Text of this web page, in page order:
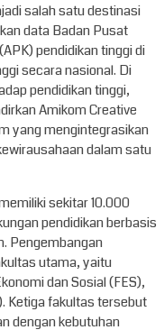
salah satu destinasi
data Badan Pusat
pendidikan tinggi di
secara nasional. Di
pendidikan tinggi,
Amikom Creative
yang mengintegrasikan
dalam satu
sekitar 10.000
pendidikan berbasis
Pengembangan
utama, yaitu
dan Sosial (FES),
Ketiga fakultas tersebut
dengan kebutuhan